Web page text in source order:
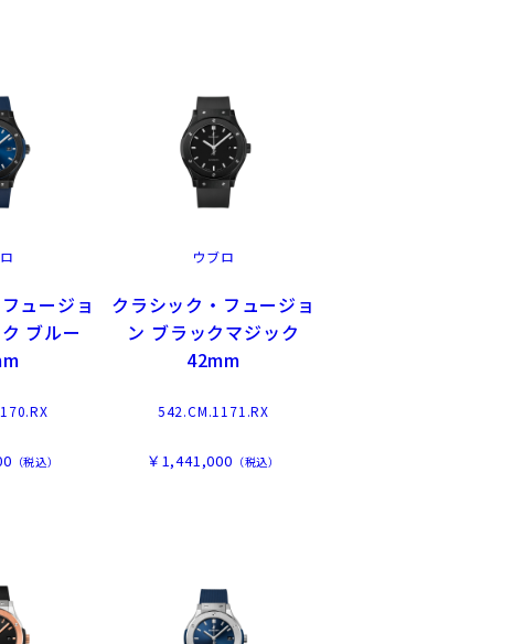
ュージョ
ブルー
（税込）
ウブロ
クラシック・フュージョ
ン ブラックマジック
42mm
542.CM.1171.RX
￥1,441,000 （税込）